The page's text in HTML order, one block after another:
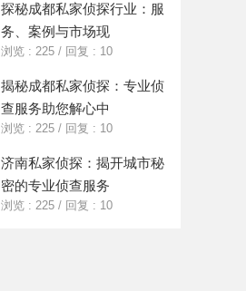
探秘成都私家侦探行业：服
务、案例与市场现
浏览 : 225 / 回复 : 10
揭秘成都私家侦探：专业侦
查服务助您解心中
浏览 : 225 / 回复 : 10
济南私家侦探：揭开城市秘
密的专业侦查服务
浏览 : 225 / 回复 : 10